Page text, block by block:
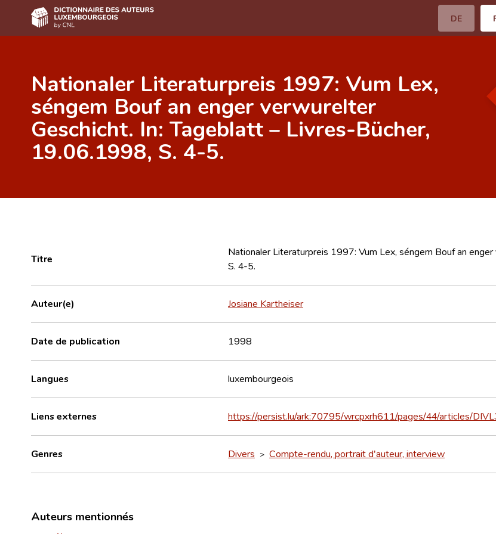
DE
Auteur(e)s A-Z
Recherche avancée
Foire aux questions
CNL
Nationaler Literaturpreis 1997: Vum Lex,
séngem Bouf an enger verwurelter
Geschicht. In: Tageblatt – Livres-Bücher,
19.06.1998, S. 4-5.
Titre
Nationaler Literaturpreis 1997: Vum Lex, séngem Bouf an
S. 4-5.
Auteur(e) Josiane Kartheiser
Date de publication 1998
Langues luxembourgeois
Liens externes https://persist.lu/ark:70795/wrcpxrh611/pages/44/articles/
Genres Divers > Compte-rendu, portrait d'auteur, interview
Auteurs mentionnés